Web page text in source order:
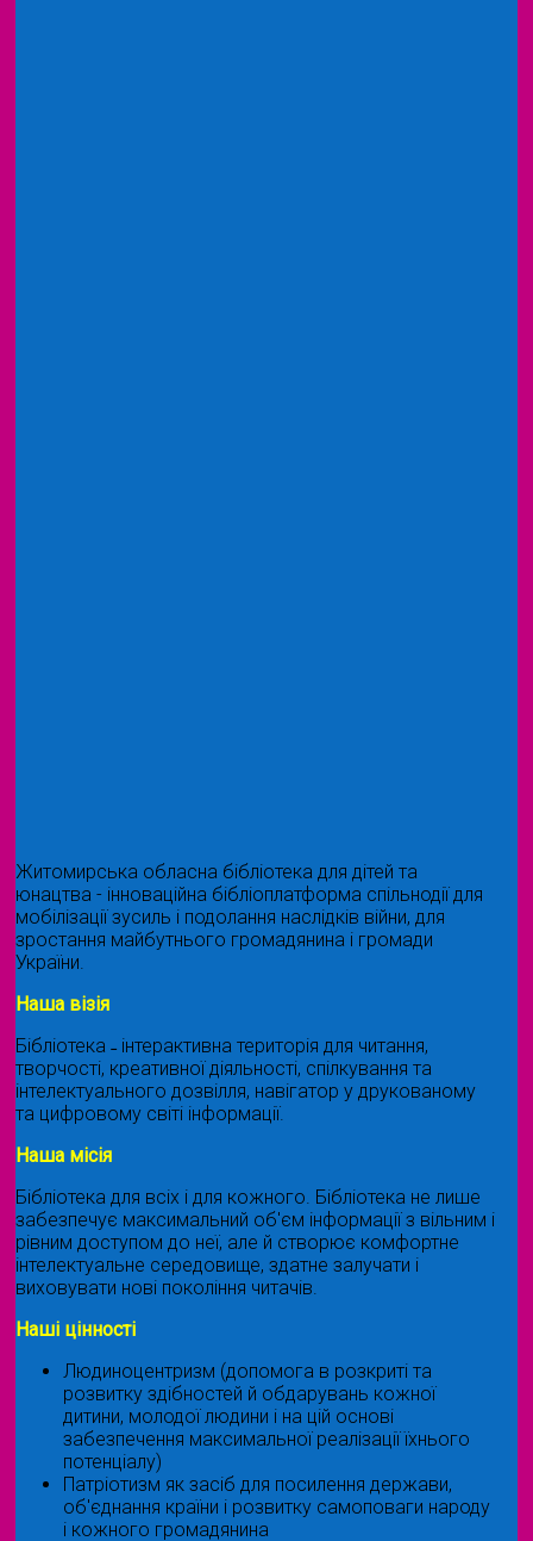
Житомирська обласна бібліотека для дітей та
юнацтва - інноваційна бібліоплатформа спільнодії для
мобілізації зусиль і подолання наслідків війни, для
зростання майбутнього громадянина і громади
України.
Наша візія
Бібліотека ˗ інтерактивна територія для читання,
творчості, креативної діяльності, спілкування та
інтелектуального дозвілля, навігатор у друкованому
та цифровому світі інформації.
Наша місія
Бібліотека для всіх і для кожного. Бібліотека не лише
забезпечує максимальний об'єм інформації з вільним і
рівним доступом до неї, але й створює комфортне
інтелектуальне середовище, здатне залучати і
виховувати нові покоління читачів.
Наші цінності
Людиноцентризм (допомога в розкриті та
розвитку здібностей й обдарувань кожної
дитини, молодої людини і на цій основі
забезпечення максимальної реалізації їхнього
потенціалу)
Патріотизм як засіб для посилення держави,
об'єднання країни і розвитку самоповаги народу
і кожного громадянина